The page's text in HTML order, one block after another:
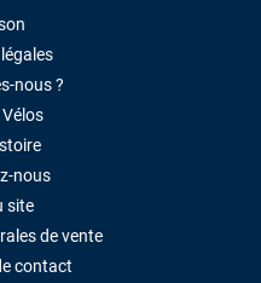
nous ?
nous
site
de vente
contact